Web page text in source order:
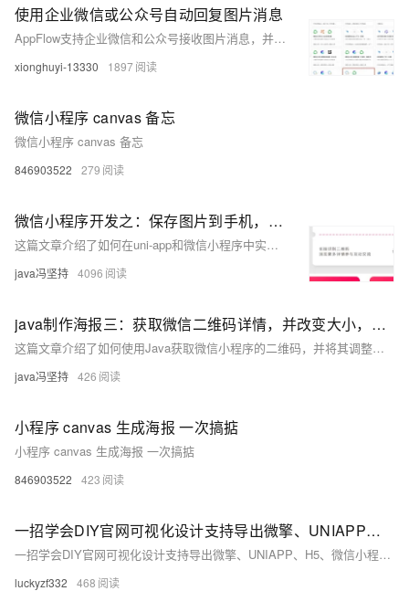
使用企业微信或公众号自动回复图片消息
AppFlow支持企业微信和公众号接收图片消息，并提供两种回复方式。方式一：直接回复图片消息，用户发送图片后立即收到回复，但无法继续追问。方式二：先保存图片，待用户发送文字后再一并处理并回复。配置步骤包括选择模板、配置鉴权信息、设置执行动作参数及发布连接流。详细操作可参考相关文档。
xionghuyi-13330 1897
微信小程序 canvas 备忘
微信小程序 canvas 备忘
846903522 279
微信小程序开发之：保存图片到手机，使用uni-app 开发小程序；还有微信原生保存图片到手机
这篇文章介绍了如何在uni-app和微信小程序中实现将图片保存到用户手机相册的功能。
java冯坚持 4096
java制作海报三：获取微信二维码详情，并改变大小，合成到海报（另一张图片）上
这篇文章介绍了如何使用Java获取微信小程序的二维码，并将其调整大小后合成到海报（另一张图片）上。
java冯坚持 426
小程序 canvas 生成海报 一次搞掂
小程序 canvas 生成海报 一次搞掂
846903522 423
一招学会DIY官网可视化设计支持导出微擎、UNIAPP、H5、微信小程序源码
一招学会DIY官网可视化设计支持导出微擎、UNIAPP、H5、微信小程序源码
luckyzf332 468